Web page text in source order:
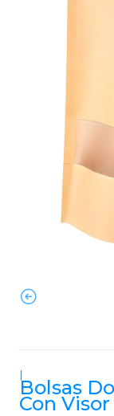
|
Bolsas
Con Visor